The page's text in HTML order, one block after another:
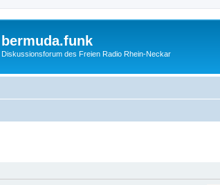
bermuda.funk
Diskussionsforum des Freien Radio Rhein-Neckar